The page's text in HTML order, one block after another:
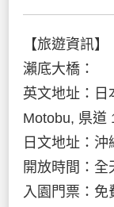
【旅遊資訊】
瀨底大橋：
英文地址：日
Motobu, 県道
日文地址：
開放時間：全
入園門票：免